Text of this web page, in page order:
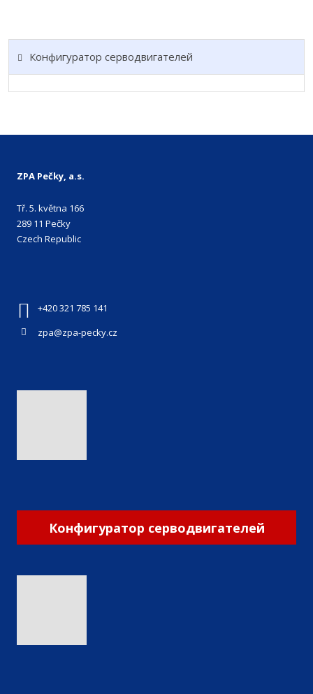
Конфигуратор серводвигателей
ZPA Pečky, a.s.
Tř. 5. května 166
289 11 Pečky
Czech Republic
+420 321 785 141
zpa@zpa-pecky.cz
Конфигуратор серводвигателей